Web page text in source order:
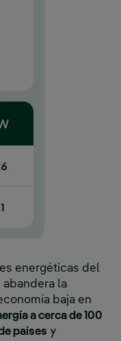
energéticas del
la
baja en
a cerca de 100
países y